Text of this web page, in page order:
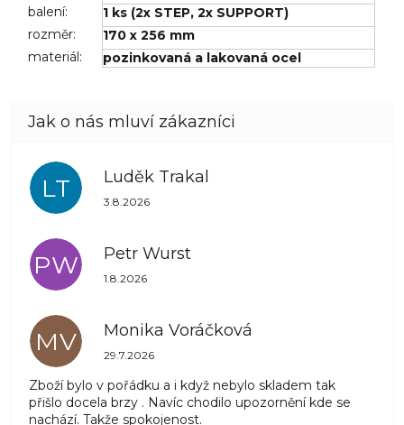
balení:
1 ks (2x STEP, 2x SUPPORT)
rozměr:
170 x 256 mm
materiál : pozinkovaná a lakovaná ocel
LT Luděk Trakal
Hodnocení obchodu je 5 z 5 hvězdiček.
3.8.2026
PW Petr Wurst
Hodnocení obchodu je 5 z 5 hvězdiček.
1.8.2026
MV Monika Voráčková
Hodnocení obchodu je 5 z 5 hvězdiček.
29.7.2026
Zboží bylo v pořádku a i když nebylo skladem tak
přišlo docela brzy . Navíc chodilo upozornění kde se
nachází. Takže spokojenost.